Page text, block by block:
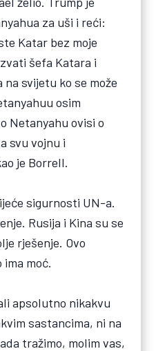
za uši i reći:
Katar bez moje
šefa Katara i
na svijetu ko se može
osim
Netanyahu ovisi o
svu vojnu i
je Borrell.
sigurnosti UN-a.
Rusija i Kina su se
rješenje. Ovo
ima moć.
apsolutno nikakvu
sastancima, ni na
tražimo, molim vas,